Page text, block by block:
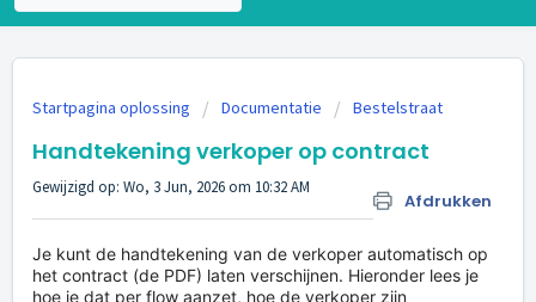
Startpagina oplossing Documentatie Bestelstraat
Handtekening verkoper op contract
Afdrukken
Gewijzigd op: Wo, 3 Jun, 2026 om 10:32 AM
Je kunt de handtekening van de verkoper automatisch op
het contract (de PDF) laten verschijnen. Hieronder lees je
hoe je dat per flow aanzet, hoe de verkoper zijn